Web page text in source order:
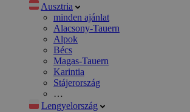
Ausztria
minden ajánlat
Alacsony-Tauern
Alpok
Bécs
Magas-Tauern
Karintia
Stájerország
…
Lengyelország